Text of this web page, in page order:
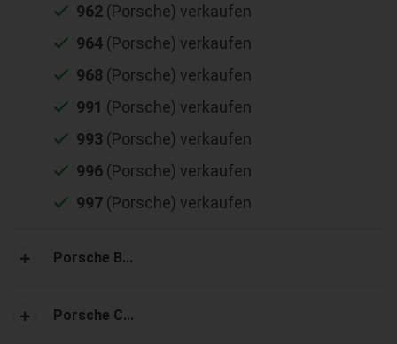
962 (Porsche) verkaufen
964 (Porsche) verkaufen
968 (Porsche) verkaufen
991 (Porsche) verkaufen
993 (Porsche) verkaufen
996 (Porsche) verkaufen
997 (Porsche) verkaufen
Porsche B...
Porsche C...